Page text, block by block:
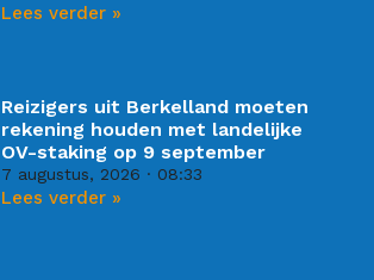
Lees verder »
Reizigers uit Berkelland moeten
rekening houden met landelijke
OV-staking op 9 september
7 augustus, 2026 08:33
Lees verder »